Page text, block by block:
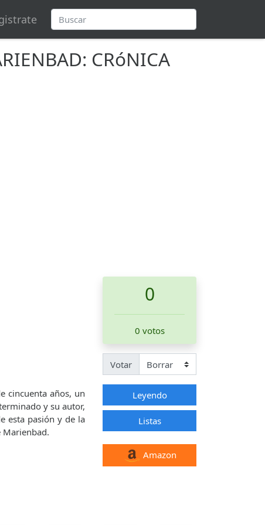
CRóNICA
cincuenta años, un
y su autor,
esta pasión y de la
Marienbad.
0
0 votos
Votar
Leyendo
Listas
Amazon